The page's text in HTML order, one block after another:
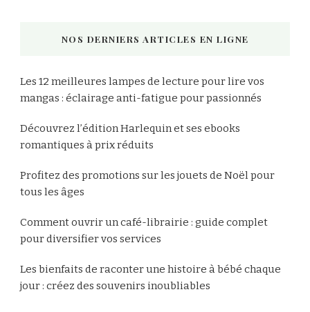
NOS DERNIERS ARTICLES EN LIGNE
Les 12 meilleures lampes de lecture pour lire vos
mangas : éclairage anti-fatigue pour passionnés
Découvrez l’édition Harlequin et ses ebooks
romantiques à prix réduits
Profitez des promotions sur les jouets de Noël pour
tous les âges
Comment ouvrir un café-librairie : guide complet
pour diversifier vos services
Les bienfaits de raconter une histoire à bébé chaque
jour : créez des souvenirs inoubliables